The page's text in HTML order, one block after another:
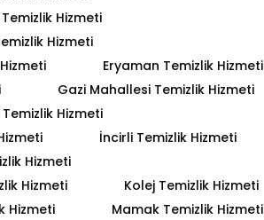
Hizmeti
Hizmeti
Eryaman Temizlik Hizmeti
Gazi Mahallesi Temizlik Hizmeti
Hizmeti
İncirli Temizlik Hizmeti
Hizmeti
Hizmeti
Kolej Temizlik Hizmeti
Hizmeti
Mamak Temizlik Hizmeti